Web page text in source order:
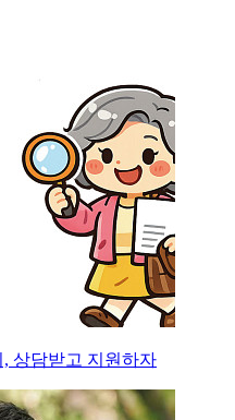
상담받고 지원하자